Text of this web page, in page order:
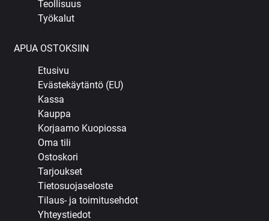
Teollisuus
Työkalut
APUA OSTOKSIIN
Etusivu
Evästekäytäntö (EU)
Kassa
Kauppa
Korjaamo Kuopiossa
Oma tili
Ostoskori
Tarjoukset
Tietosuojaseloste
Tilaus- ja toimitusehdot
Yhteystiedot